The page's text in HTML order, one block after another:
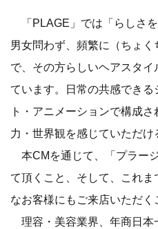
「PLAGE」では「らしさ
男女問わず、頻繁に（ちょ
で、その方らしいヘアスタ
ています。日常の共感でき
ト・アニメーションで構成
力・世界観を感じていただ
本CMを通じて、「プラー
て頂くこと、そして、これ
なお客様にもご来店いただく
理容・美容業界、年商日